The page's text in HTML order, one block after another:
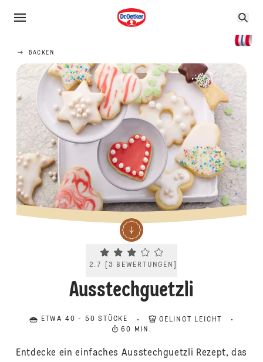
BACKEN
Current rating 2.7. Click to rate.
2.7 3 BEWERTUNGEN
Ausstechguetzli
ETWA 40 - 50 STÜCKE
GELINGT LEICHT
60 MIN.
Entdecke ein einfaches Ausstechguetzli Rezept, das